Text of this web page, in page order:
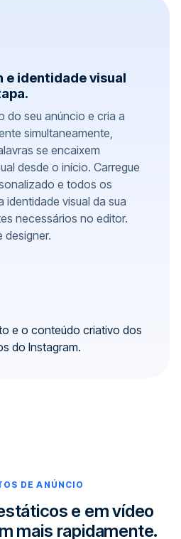
e identidade visual
do seu anúncio e cria a
simultaneamente,
se encaixem
desde o início. Carregue
e todos os
identidade visual da sua
necessários no editor.
designer.
DE ANÚNCIO
e em vídeo
mais rapidamente.